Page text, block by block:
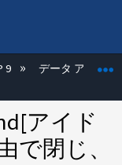
たたむ
9 データ アクセス
アイド
で閉じ、